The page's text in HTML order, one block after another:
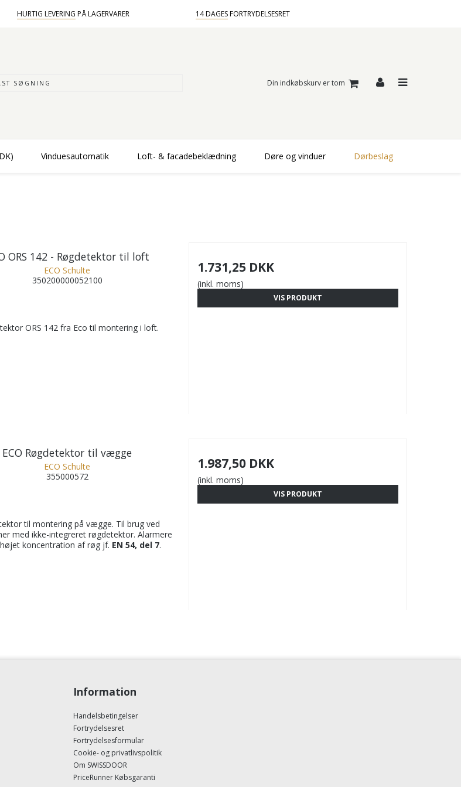
HURTIG LEVERING PÅ LAGERVARER 14 DAGESFORTRYDELSESRET
Din indkøbskurv er tom
Vinduesautomatik Loft- & facadebeklædning Døre og vinduer Dørbeslag
ORS 142 - Røgdetektor til loft
ECO Schulte
350200000052100
ORS 142 fra Eco til montering i loft.
1.731,25 DKK
(inkl. moms)
VIS PRODUKT
ECO Røgdetektor til vægge
ECO Schulte
355000572
til montering på vægge. Til brug ved
med ikke-integreret røgdetektor. Alarmere
koncentration af røg jf. EN 54, del 7.
1.987,50 DKK
(inkl. moms)
VIS PRODUKT
Information
Handelsbetingelser
Fortrydelsesret
Fortrydelsesformular
Cookie- og privatlivspolitik
Om SWISSDOOR
PriceRunner Købsgaranti